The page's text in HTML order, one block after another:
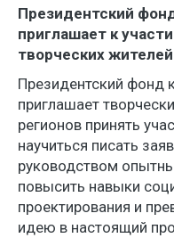
Президентский
приглашает к
творческих
Президентский фонд
приглашает
регионов принять
научиться писать
руководством
повысить навыки
проектирования и
идею в настоящий